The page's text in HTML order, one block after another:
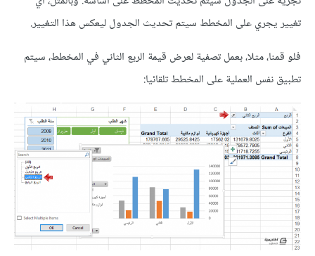
تغيير يجري على المخطط سيتم تحديث الجدول ليعكس هذا التغيير.
فلو قمنا، مثلا، بعمل تصفية لعرض قيمة الربع الثاني في المخطط، سيتم
تطبيق نفس العملية على المخطط تلقائيا: